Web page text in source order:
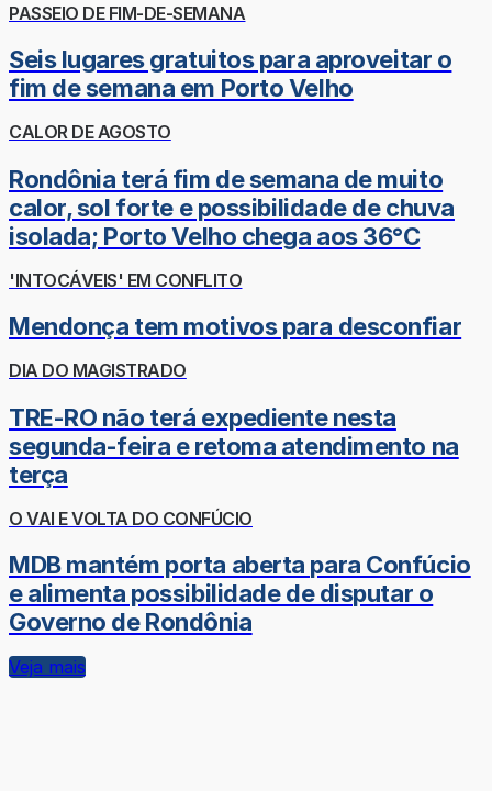
PASSEIO DE FIM-DE-SEMANA
Seis lugares gratuitos para aproveitar o
fim de semana em Porto Velho
CALOR DE AGOSTO
Rondônia terá fim de semana de muito
calor, sol forte e possibilidade de chuva
isolada; Porto Velho chega aos 36°C
'INTOCÁVEIS' EM CONFLITO
Mendonça tem motivos para desconfiar
DIA DO MAGISTRADO
TRE-RO não terá expediente nesta
segunda-feira e retoma atendimento na
terça
O VAI E VOLTA DO CONFÚCIO
MDB mantém porta aberta para Confúcio
e alimenta possibilidade de disputar o
Governo de Rondônia
Veja mais